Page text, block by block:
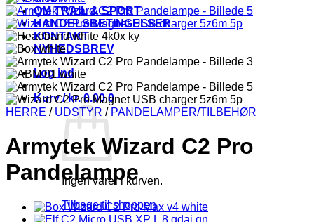
OM TRAIL & SPORT
HANDELSBETINGELSER
KONTAKT
NYHEDSBREV
Log ind
Kurv /kr.0.00 0
Ingen varer i kurven.
Tilbage til shoppen
HERRE / UDSTYR / PANDELAMPER/TILBEHØR
Armytek Wizard C2 Pro
Pandelampe